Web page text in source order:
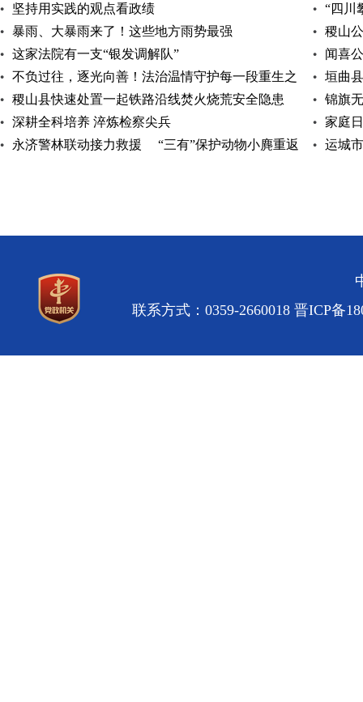
坚持用实践的观点看政绩
“四川
暴雨、大暴雨来了！这些地方雨势最强
稷山
这家法院有一支“银发调解队”
闻喜
不负过往，逐光向善！法治温情守护每一段重生之
路
垣曲
稷山县快速处置一起铁路沿线焚火烧荒安全隐患
锦旗
深耕全科培养 淬炼检察尖兵
家庭
永济警林联动接力救援 “三有”保护动物小麂重返
运城
联系方式：0359-2660018 晋ICP备